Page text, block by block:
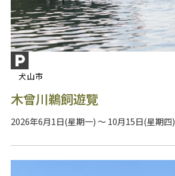
犬山市
木曾川鵜飼遊覽
2026年6月1日(星期一) ～ 10月15日(星期四)